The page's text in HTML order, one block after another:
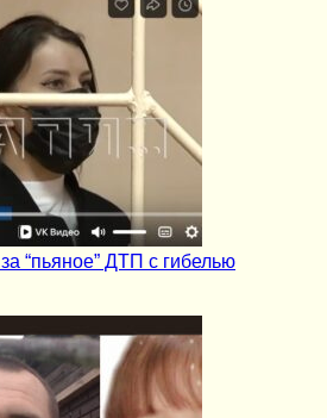
“пьяное” ДТП с гибелью